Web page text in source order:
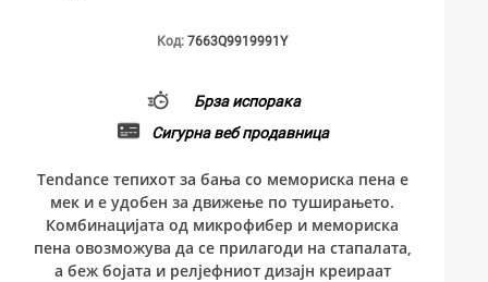
Код: 7663Q9919991Y
Брза испорака
Сигурна веб продавница
Tendance тепихот за бања со мемориска пена е
мек и е удобен за движење по туширањето.
Комбинацијата од микрофибер и мемориска
пена овозможува да се прилагоди на стапалата,
а беж бојата и релјефниот дизајн креираат